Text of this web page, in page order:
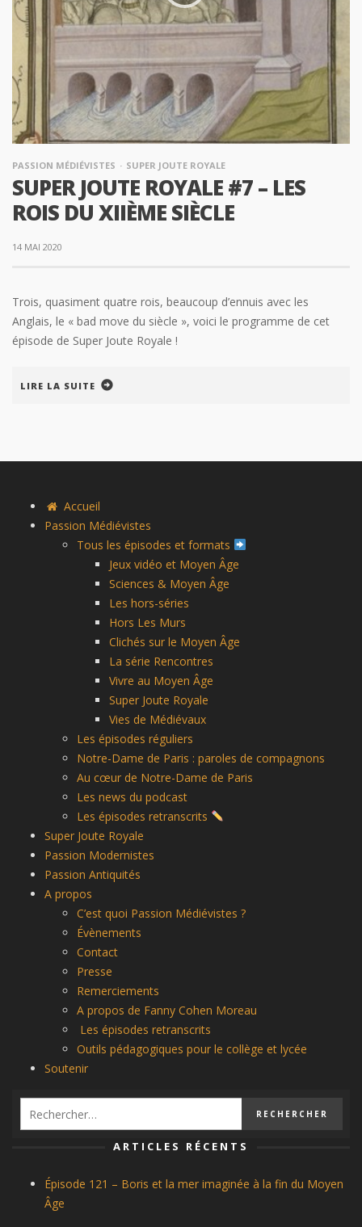
PASSION MÉDIÉVISTES SUPER JOUTE ROYALE
SUPER JOUTE ROYALE #7 – LES
ROIS DU XIIÈME SIÈCLE
14 MAI 2020
Trois, quasiment quatre rois, beaucoup d’ennuis avec les
Anglais, le « bad move du siècle », voici le programme de cet
épisode de Super Joute Royale !
LIRE LA SUITE
Accueil
Passion Médiévistes
Tous les épisodes et formats
Jeux vidéo et Moyen Âge
Sciences & Moyen Âge
Les hors-séries
Hors Les Murs
Clichés sur le Moyen Âge
La série Rencontres
Vivre au Moyen Âge
Super Joute Royale
Vies de Médiévaux
Les épisodes réguliers
Notre-Dame de Paris : paroles de compagnons
Au cœur de Notre-Dame de Paris
Les news du podcast
Les épisodes retranscrits
Super Joute Royale
Passion Modernistes
Passion Antiquités
A propos
C’est quoi Passion Médiévistes ?
Évènements
Contact
Presse
Remerciements
A propos de Fanny Cohen Moreau
Les épisodes retranscrits
Outils pédagogiques pour le collège et lycée
Soutenir
ARTICLES RÉCENTS
Épisode 121 – Boris et la mer imaginée à la fin du Moyen
Âge